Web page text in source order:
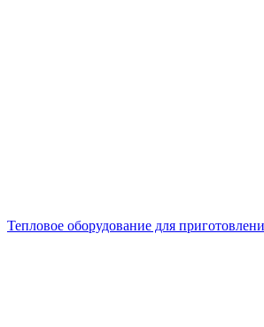
Тепловое оборудование для